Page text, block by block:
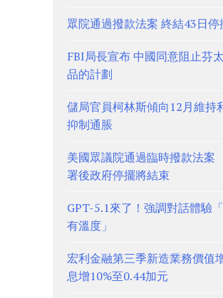
眾院通過撥款法案 終結43日停
FBI局長宣布 中國同意阻止芬
品的計劃
儲局官員柯林斯傾向12月維
抑制通脹
美國眾議院通過臨時撥款法
署後政府停擺將結束
GPT-5.1來了！強調對話體驗
有溫度」
宏利金融第三季新造業務價
息增10%至0.44加元